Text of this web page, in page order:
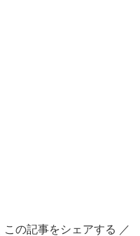
この記事をシェアする ／